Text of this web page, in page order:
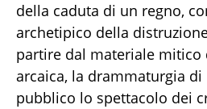
della caduta di un regno,
archetipico della
partire dal materiale mitico
arcaica, la drammaturgia
pubblico lo spettacolo dei